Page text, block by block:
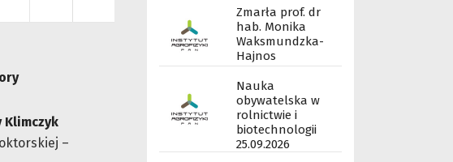
Klimczyk
–
Zmarła prof. dr
hab. Monika
Waksmundzka-
Hajnos
Nauka
obywatelska w
rolnictwie i
biotechnologii
25.09.2026